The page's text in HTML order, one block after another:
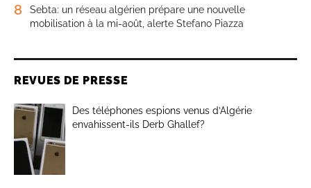
8
Sebta: un réseau algérien prépare une nouvelle
mobilisation à la mi-août, alerte Stefano Piazza
REVUES DE PRESSE
Des téléphones espions venus d’Algérie
envahissent-ils Derb Ghallef?